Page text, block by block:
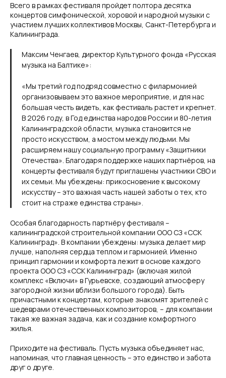
Всего в рамках фестиваля пройдет полтора десятка
концертов симфонической, хоровой и народной музыки с
участием лучших коллективов Москвы, Санкт-Петербурга и
Калининграда.
Максим Ченгаев, директор Культурного фонда «Русская
музыка на Балтике»:
«Мы третий год подряд совместно с филармонией
организовываем это важное мероприятие, и для нас
большая честь видеть, как фестиваль растет и крепнет.
В 2026 году, в Год единства народов России и 80-летия
Калининградской области, музыка становится не
просто искусством, а мостом между людьми. Мы
расширяем нашу социальную программу «Защитники
Отечества». Благодаря поддержке наших партнёров, на
концерты фестиваля будут приглашены участники СВО и
их семьи. Мы убеждены: прикосновение к высокому
искусству – это важная часть нашей заботы о тех, кто
стоит на страже единства страны».
Особая благодарность партнёру фестиваля –
калининградской строительной компании ООО СЗ «ССК
Калининград». В компании убеждены: музыка делает мир
лучше, наполняя сердца теплом и гармонией. Именно
принцип гармонии и комфорта лежит в основе каждого
проекта ООО СЗ «ССК Калининград» (включая жилой
комплекс «Включи» в Гурьевске, создающий атмосферу
загородной жизни вблизи большого города). Быть
причастными к концертам, которые знакомят зрителей с
шедеврами отечественных композиторов, – для компании
такая же важная задача, как и создание комфортного
жилья.
Приходите на фестиваль. Пусть музыка объединяет нас,
напоминая, что главная ценность – это единство и забота
друг о друге.